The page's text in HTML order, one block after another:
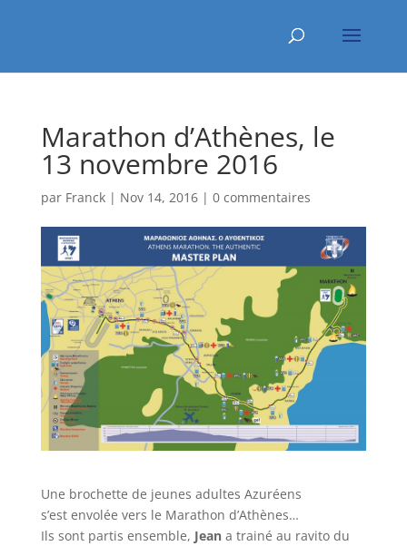
Marathon d’Athènes, le
13 novembre 2016
par Franck| Nov 14, 2016| 0 commentaires
Une brochette de jeunes adultes Azuréens
s’est envolée vers le Marathon d’Athènes…
Ils sont partis ensemble, Jeana trainé au ravito du